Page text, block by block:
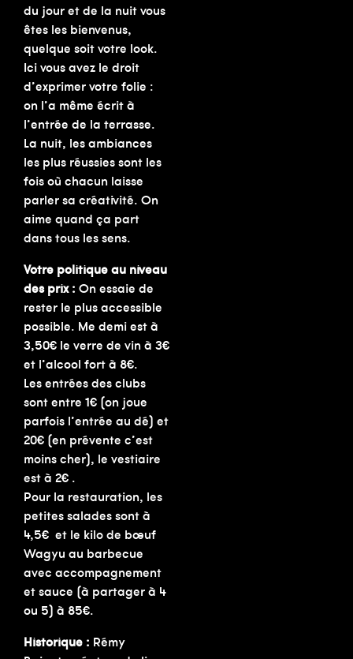
du jour et de la nuit vous
êtes les bienvenus,
quelque soit votre look.
Ici vous avez le droit
d’exprimer votre folie :
on l’a même écrit à
l’entrée de la terrasse.
La nuit, les ambiances
les plus réussies sont les
fois où chacun laisse
parler sa créativité. On
aime quand ça part
dans tous les sens.
Votre politique au niveau
des prix : On essaie de
rester le plus accessible
possible. Me demi est à
3,50€ le verre de vin à 3€
et l’alcool fort à 8€.
Les entrées des clubs
sont entre 1€ (on joue
parfois l’entrée au dé) et
20€ (en prévente c’est
moins cher), le vestiaire
est à 2€ .
Pour la restauration, les
petites salades sont à
4,5€ et le kilo de bœuf
Wagyu au barbecue
avec accompagnement
et sauce (à partager à 4
ou 5) à 85€.
Historique : Rémy